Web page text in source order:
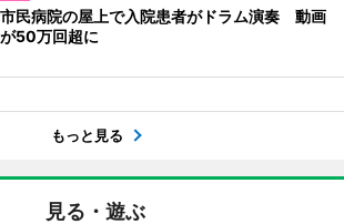
民病院の屋上で入院患者がドラム演奏 動画
50万回超に
もっと見る
見る・遊ぶ